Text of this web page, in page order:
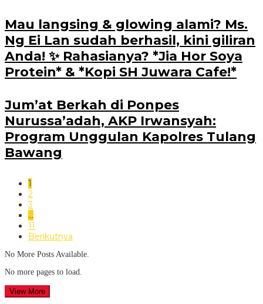
Mau langsing & glowing alami? Ms.
Ng Ei Lan sudah berhasil, kini giliran
Anda! ✨ Rahasianya? *Jia Hor Soya
Protein* & *Kopi SH Juwara Cafe!*
Jum’at Berkah di Ponpes
Nurussa’adah, AKP Irwansyah:
Program Unggulan Kapolres Tulang
Bawang
1
2
3
…
11
Berikutnya
No More Posts Available.
No more pages to load.
View More